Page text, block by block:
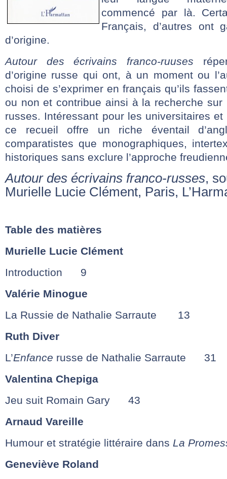
commencé par là.
Français, d’autres ont
d’origine.
Autour des écrivains franco-ruuses
d’origine russe qui ont, à un moment ou
choisi de s’exprimer en français qu’ils
ou non et contribue ainsi à la recherche sur
russes. Intéressant pour les universitaires
ce recueil offre un riche éventail
comparatistes que monographiques,
historiques sans exclure l’approche
Autour des écrivains franco-russes,
Murielle Lucie Clément, Paris,
Table des matières
Murielle Lucie Clément
Introduction 9
Valérie Minogue
La Russie de Nathalie Sarraute 13
Ruth Diver
L’Enfance russe de Nathalie Sarraute 31
Valentina Chepiga
Jeu suit Romain Gary 43
Arnaud Vareille
Humour et stratégie littéraire dans La
Geneviève Roland